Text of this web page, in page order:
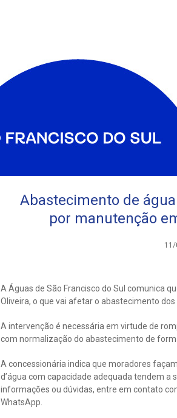
Abastecimento de
por manutenção
A Águas de São Francisco do Sul comunica
Oliveira, o que vai afetar o abastecimento
A intervenção é necessária em virtude de
com normalização do abastecimento de
A concessionária indica que moradores
d’água com capacidade adequada tendem
informações ou dúvidas, entre em contato
WhatsApp.